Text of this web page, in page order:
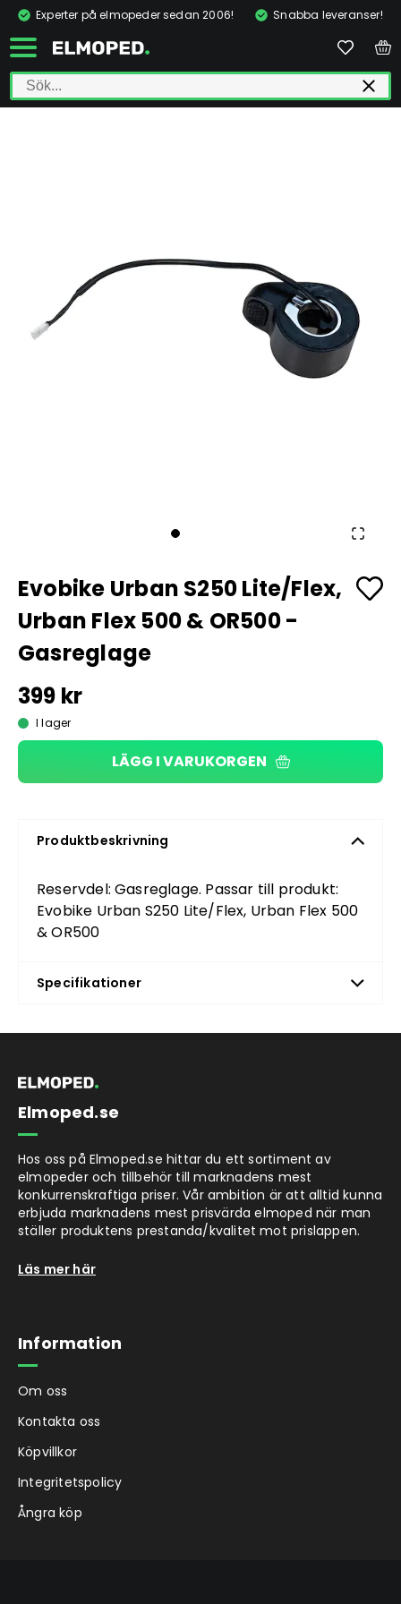
Experter på elmopeder sedan 2006! Snabba leveranser!
Evobike Urban S250 Lite/Flex,
Urban Flex 500 & OR500 -
Gasreglage
399 kr
I lager
LÄGG I VARUKORGEN
Produktbeskrivning
Reservdel: Gasreglage. Passar till produkt:
Evobike Urban S250 Lite/Flex, Urban Flex 500
& OR500
Specifikationer
Elmoped.se
Hos oss på Elmoped.se hittar du ett sortiment av
elmopeder och tillbehör till marknadens mest
konkurrenskraftiga priser. Vår ambition är att alltid kunna
erbjuda marknadens mest prisvärda elmoped när man
ställer produktens prestanda/kvalitet mot prislappen.
Läs mer här
Information
Om oss
Kontakta oss
Köpvillkor
Integritetspolicy
Ångra köp